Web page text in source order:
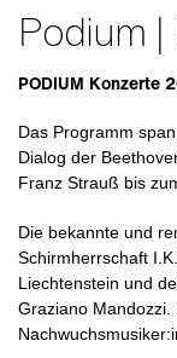
Podium
PODIUM Konzerte
Das Programm
Dialog der
Franz Strauß bis
Die bekannte und
Schirmherrschaft
Liechtenstein und
Graziano